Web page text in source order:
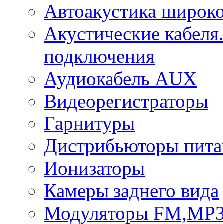
Автоакустика
Акустические
подключения
Аудиокабель AUX
Видеорегистраторы
Гарнитуры
Дистрибьюторы
Ионизаторы
Камеры заднего вида
Модуляторы